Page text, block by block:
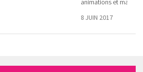
animations et marché
8 JUIN 2017